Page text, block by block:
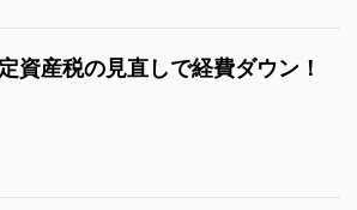
資産税の見直しで経費ダウン！